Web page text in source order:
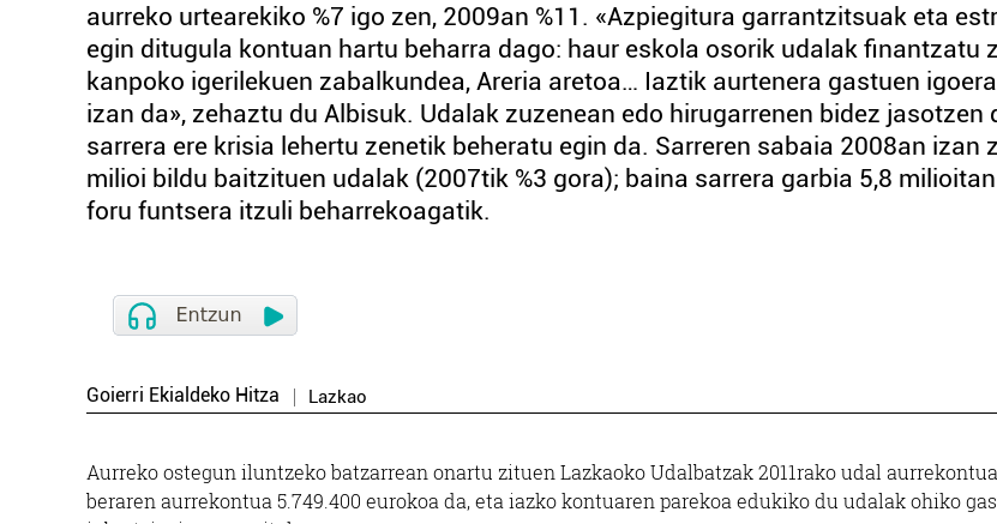
aurreko urtearekiko %7 igo zen, 2009an %11. «Azpiegitura garrantzitsuak eta
egin ditugula kontuan hartu beharra dago: haur eskola osorik udalak finantzatu
kanpoko igerilekuen zabalkundea, Areria aretoa… Iaztik aurtenera gastuen
izan da», zehaztu du Albisuk. Udalak zuzenean edo hirugarrenen bidez jasotzen
sarrera ere krisia lehertu zenetik beheratu egin da. Sarreren sabaia 2008an izan
milioi bildu baitzituen udalak (2007tik %3 gora); baina sarrera garbia 5,8
foru funtsera itzuli beharrekoagatik.
Goierri Ekialdeko Hitza Lazkao
Aurreko ostegun iluntzeko batzarrean onartu zituen Lazkaoko Udalbatzak 2011rako udal
beraren aurrekontua 5.749.400 eurokoa da, eta iazko kontuaren parekoa edukiko du udalak ohiko